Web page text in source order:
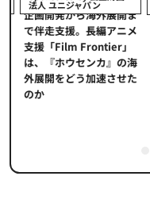
法人 ユニジャパン
企画開発から海外展開ま
で伴走支援。長編アニメ
支援「Film Frontier」
は、『ホウセンカ』の海
外展開をどう加速させた
のか